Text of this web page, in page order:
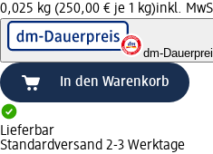
0,025 kg (250,00 € je 1 kg)inkl.
dm-
In den Warenkorb
Lieferbar
Standardversand 2-3 Werktage